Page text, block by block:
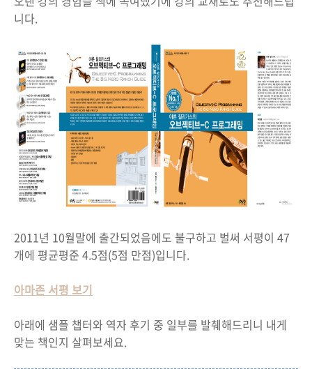
니다.
2011년 10월말에 출간되었음에도 불구하고 벌써 서평이 47
개에 평균평준 4.5점(5점 만점)입니다.
아마존 서평 보기
아래에 샘플 챕터와 역자 후기 중 일부를 발췌해드리니 내게
맞는 책인지 살펴보세요.